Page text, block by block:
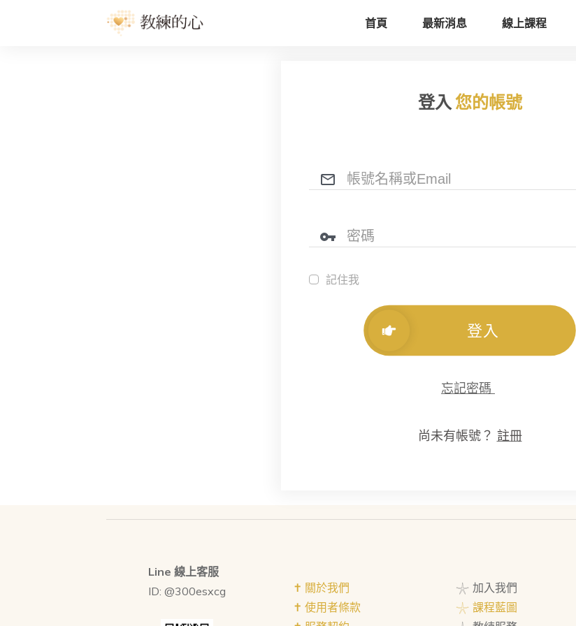
首頁 最新消息 線上課程
登入您的帳號
記住我
登入
忘記密碼
尚未有帳號？ 註冊
Line 線上客服
ID: @300esxcg
✝︎ 關於我們
✝︎ 使用者條款
𓇼 加入我們
𓇼 課程藍圖